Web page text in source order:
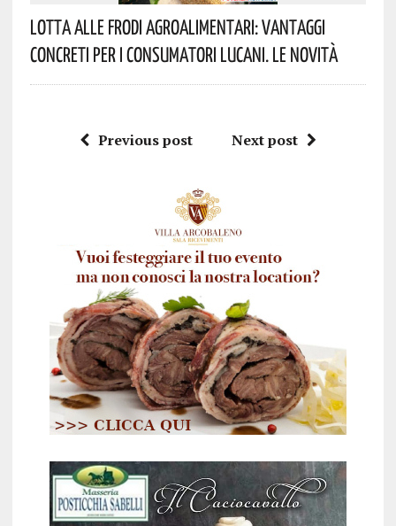
Lotta Alle Frodi Agroalimentari: Vantaggi
Concreti Per I Consumatori Lucani. Le Novità
Previous post Next post